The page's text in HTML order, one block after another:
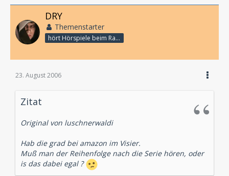
DRY
Themenstarter
hört Hörspiele beim Rasenmähen
23. August 2006
Zitat
Original von luschnerwaldi
Hab die grad bei amazon im Visier.
Muß man der Reihenfolge nach die Serie hören, oder
is das dabei egal ?